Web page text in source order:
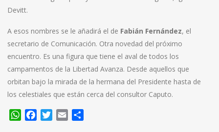
Devitt.
A esos nombres se le añadirá el de Fabián Fernández, el
secretario de Comunicación. Otra novedad del próximo
encuentro. Es una figura que tiene el aval de todos los
campamentos de la Libertad Avanza. Desde aquellos que
orbitan bajo la mirada de la hermana del Presidente hasta de
los celestiales que están cerca del consultor Caputo.
WhatsApp
FacebookTwitter
Email